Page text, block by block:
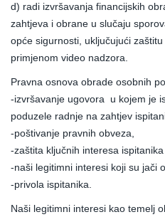
d) radi izvršavanja financijskih
zahtjeva i obrane u slučaju
opće sigurnosti, uključujući
primjenom video nadzora.
Pravna osnova obrade osobnih
-izvršavanje ugovora u kojem je
poduzele radnje na zahtjev
-poštivanje pravnih obveza,
-zaštita ključnih interesa
-naši legitimni interesi koji su jači
-privola ispitanika.
Naši legitimni interesi kao temelj